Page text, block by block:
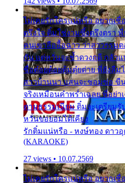
ไม่เคยรักใครแน่หรือ อยากเ
ตรึงใจ ติ๋มใช่งามซึ้งตรึงตรา
คนเขาลืออื้อฉาว ว่าสาวๆรุม
กัน แต่หวั่นจะช้ำดวงฤดี กลัว
ชื่อต๋อยต้อยตุ้มตุ๋ยต่าย พี่ยังลืม
สาวบ้านนา แสนจะซอมซ่อ ขื
จริงเหมือนคำพร่ำเฉลย พี่อย่
ตามธรรมเนียม ติ๋มจะเตรียม
หวั่นขอยอมได้เคียง
รักติ๋มแน่หรือ - หงษ์ทอง ดาว
(KARAOKE)
27 views • 10.07.2569
ไม่เคยรักใครแน่หรือ อยากเ